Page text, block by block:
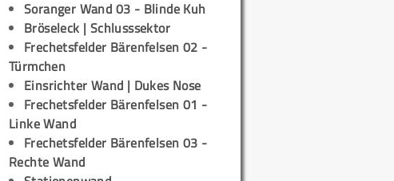
Soranger Wand 03 - Blinde Kuh
Bröseleck | Schlusssektor
Frechetsfelder Bärenfelsen 02 -
Türmchen
Einsrichter Wand | Dukes Nose
Frechetsfelder Bärenfelsen 01 -
Linke Wand
Frechetsfelder Bärenfelsen 03 -
Rechte Wand